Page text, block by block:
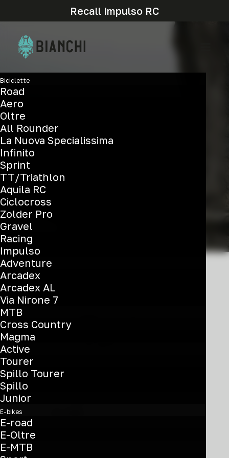
Recall Impulso RC
Biciclette
Road
Aero
Oltre
All Rounder
La Nuova Specialissima
Infinito
Sprint
TT/Triathlon
Aquila RC
Ciclocross
Zolder Pro
Gravel
Racing
Impulso
Adventure
Arcadex
Arcadex AL
Via Nirone 7
MTB
Cross Country
Magma
Active
Tourer
Spillo Tourer
Spillo
Junior
E-bikes
E-road
E-Oltre
E-MTB
E-spillo
Questo